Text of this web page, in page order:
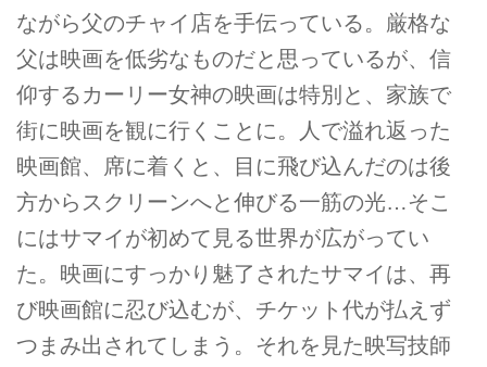
ながら父のチャイ店を手伝っている。厳格な
父は映画を低劣なものだと思っているが、信
仰するカーリー女神の映画は特別と、家族で
街に映画を観に行くことに。人で溢れ返った
映画館、席に着くと、目に飛び込んだのは後
方からスクリーンへと伸びる一筋の光…そこ
にはサマイが初めて見る世界が広がってい
た。映画にすっかり魅了されたサマイは、再
び映画館に忍び込むが、チケット代が払えず
つまみ出されてしまう。それを見た映写技師